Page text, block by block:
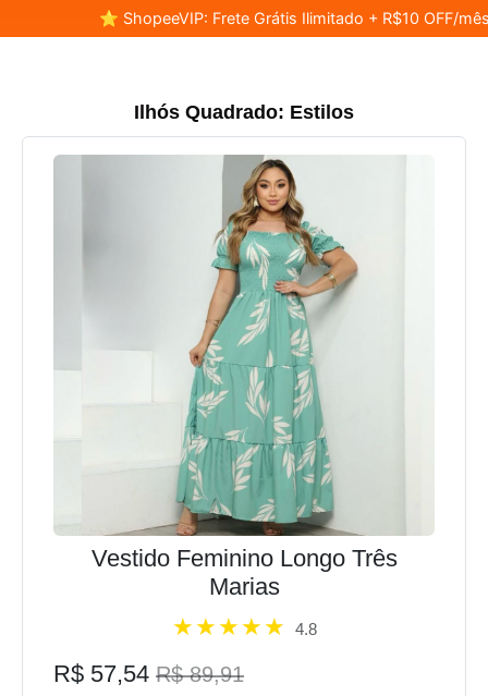
⭐ ShopeeVIP: Frete Grátis Ilimitado + R$10 OFF/
Ilhós Quadrado: Estilos
Vestido Feminino Longo Três
Marias
4.8
R$ 57,54 R$ 89,91